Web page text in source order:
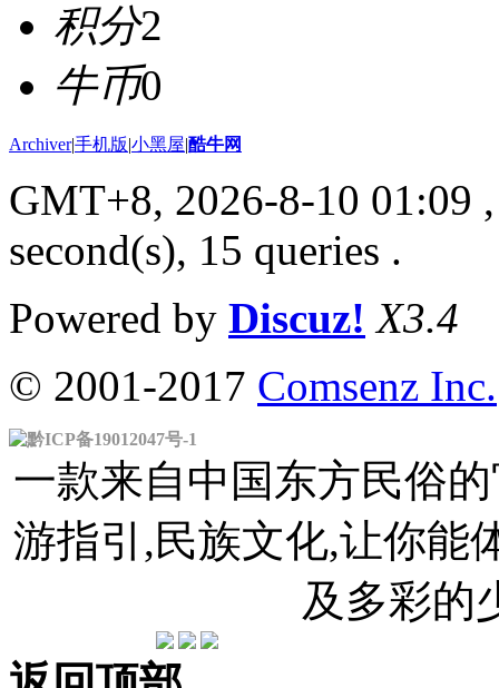
积分2
牛币0
Archiver|手机版|小黑屋|酷牛网
GMT+8, 2026-8-10 01:09
second(s), 15 queries .
Powered by Discuz! X3.4
© 2001-2017 Comsenz Inc.
黔ICP备19012047号-1
一款来自中国东方民俗
游指引,民族文化,让你能
及多彩的